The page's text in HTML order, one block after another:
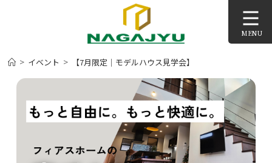
MENU
> イベント > 【7月限定│モデルハウス見学会】